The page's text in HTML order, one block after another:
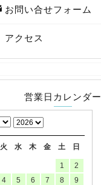
お問い合せフォーム
アクセス
営業日カレンダー
火 水 木 金 土 日
1
2
4 5 6 7 8
9